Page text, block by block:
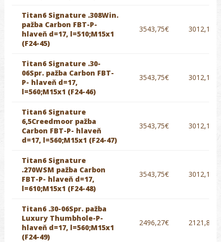
Titan6 Signature .308Win.
pažba Carbon FBT-P-
hlaveň d=17, l=510;M15x1
(F24-45)
3543,75€ 3012,19€
Titan6 Signature .30-
06Spr. pažba Carbon FBT-
P- hlaveň d=17,
l=560;M15x1 (F24-46)
3543,75€ 3012,19€
Titan6 Signature
6,5Creedmoor pažba
Carbon FBT-P- hlaveň
d=17, l=560;M15x1 (F24-47)
3543,75€ 3012,19€
Titan6 Signature
.270WSM pažba Carbon
FBT-P- hlaveň d=17,
l=610;M15x1 (F24-48)
3543,75€ 3012,19€
Titan6 .30-06Spr. pažba
Luxury Thumbhole-P-
hlaveň d=17, l=560;M15x1
(F24-49)
2496,27€ 2121,83€